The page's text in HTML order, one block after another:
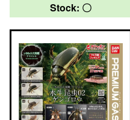
Stock: 〇